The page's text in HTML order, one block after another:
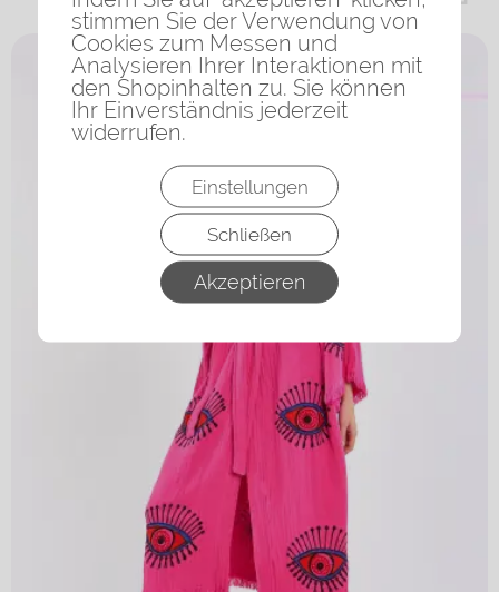
stimmen Sie der Verwendung von
Cookies zum Messen und
Analysieren Ihrer Interaktionen mit
den Shopinhalten zu. Sie können
Ihr Einverständnis jederzeit
widerrufen.
Einstellungen
Schließen
Akzeptieren